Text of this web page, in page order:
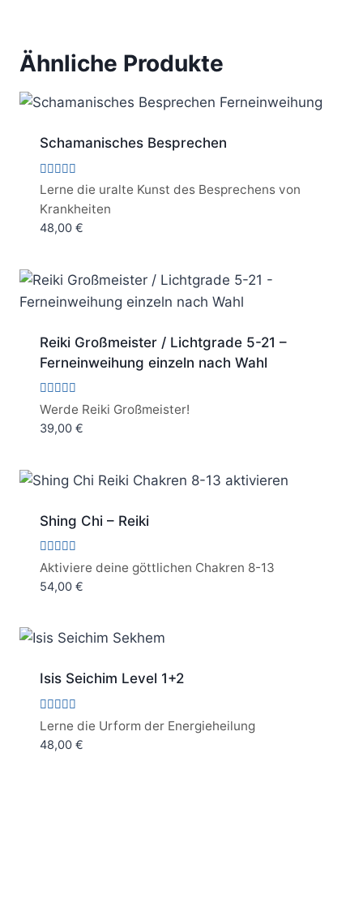
Ähnliche Produkte
Schamanisches Besprechen
Bewertet
mit
5.00
von 5
Lerne die uralte Kunst des Besprechens von
Krankheiten
48,00 €
Reiki Großmeister / Lichtgrade 5-21 –
Ferneinweihung einzeln nach Wahl
Bewertet
mit
5.00
Werde Reiki Großmeister!
39,00 €
Shing Chi – Reiki
Bewertet
mit
5.00
Aktiviere deine göttlichen Chakren 8-13
54,00 €
Isis Seichim Level 1+2
Bewertet
mit
5.00
Lerne die Urform der Energieheilung
48,00 €